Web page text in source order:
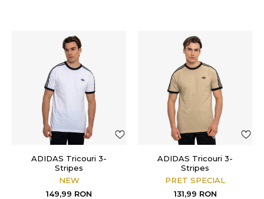
ADIDAS Tricouri 3-
Stripes
NEW
149,99 RON
ADIDAS Tricouri 3-
Stripes
PRET SPECIAL
131,99 RON